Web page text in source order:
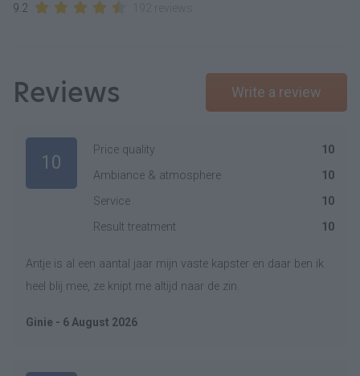
9.2
Reviews Write a review
10
Price quality
10
Ambiance & atmosphere
10
Service
10
Result treatment
10
Antje is al een aantal jaar mijn vaste kapster en daar ben ik
heel blij mee, ze knipt me altijd naar de zin.
Ginie - 6 August 2026